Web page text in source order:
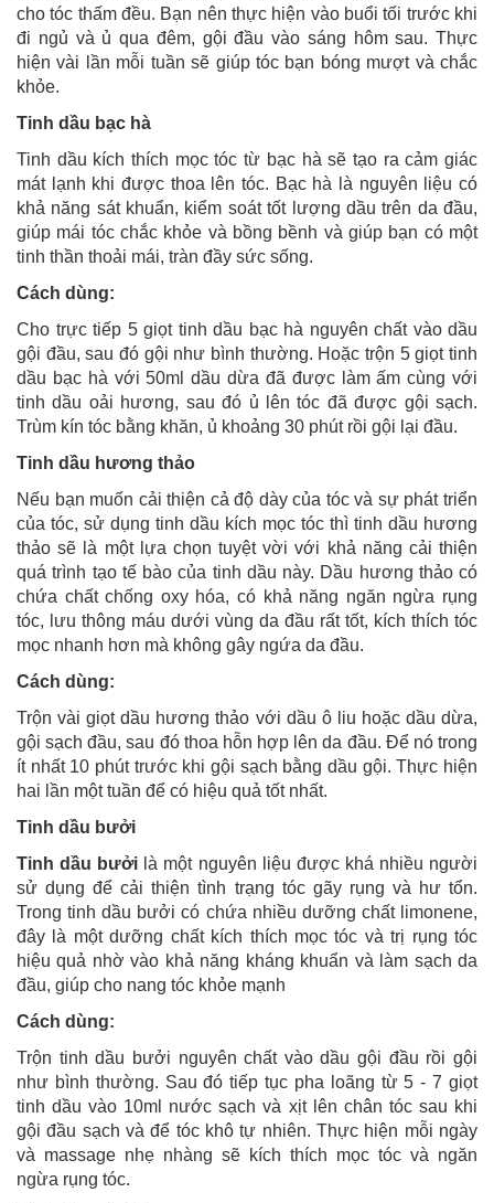
cho tóc thấm đều. Bạn nên thực hiện vào buổi tối trước khi
đi ngủ và ủ qua đêm, gội đầu vào sáng hôm sau. Thực
hiện vài lần mỗi tuần sẽ giúp tóc bạn bóng mượt và chắc
khỏe.
Tinh dầu bạc hà
Tinh dầu kích thích mọc tóc từ bạc hà sẽ tạo ra cảm giác
mát lạnh khi được thoa lên tóc. Bạc hà là nguyên liệu có
khả năng sát khuẩn, kiểm soát tốt lượng dầu trên da đầu,
giúp mái tóc chắc khỏe và bồng bềnh và giúp bạn có một
tinh thần thoải mái, tràn đầy sức sống.
Cách dùng:
Cho trực tiếp 5 giọt tinh dầu bạc hà nguyên chất vào dầu
gội đầu, sau đó gội như bình thường. Hoặc trộn 5 giọt tinh
dầu bạc hà với 50ml dầu dừa đã được làm ấm cùng với
tinh dầu oải hương, sau đó ủ lên tóc đã được gội sạch.
Trùm kín tóc bằng khăn, ủ khoảng 30 phút rồi gội lại đầu.
Tinh dầu hương thảo
Nếu bạn muốn cải thiện cả độ dày của tóc và sự phát triển
của tóc, sử dụng tinh dầu kích mọc tóc thì tinh dầu hương
thảo sẽ là một lựa chọn tuyệt vời với khả năng cải thiện
quá trình tạo tế bào của tinh dầu này. Dầu hương thảo có
chứa chất chống oxy hóa, có khả năng ngăn ngừa rụng
tóc, lưu thông máu dưới vùng da đầu rất tốt, kích thích tóc
mọc nhanh hơn mà không gây ngứa da đầu.
Cách dùng:
Trộn vài giọt dầu hương thảo với dầu ô liu hoặc dầu dừa,
gội sạch đầu, sau đó thoa hỗn hợp lên da đầu. Để nó trong
ít nhất 10 phút trước khi gội sạch bằng dầu gội. Thực hiện
hai lần một tuần để có hiệu quả tốt nhất.
Tinh dầu bưởi
Tinh dầu bưởi là một nguyên liệu được khá nhiều người
sử dụng để cải thiện tình trạng tóc gãy rụng và hư tổn.
Trong tinh dầu bưởi có chứa nhiều dưỡng chất limonene,
đây là một dưỡng chất kích thích mọc tóc và trị rụng tóc
hiệu quả nhờ vào khả năng kháng khuẩn và làm sạch da
đầu, giúp cho nang tóc khỏe mạnh
Cách dùng:
Trộn tinh dầu bưởi nguyên chất vào dầu gội đầu rồi gội
như bình thường. Sau đó tiếp tục pha loãng từ 5 - 7 giọt
tinh dầu vào 10ml nước sạch và xịt lên chân tóc sau khi
gội đầu sạch và để tóc khô tự nhiên. Thực hiện mỗi ngày
và massage nhẹ nhàng sẽ kích thích mọc tóc và ngăn
ngừa rụng tóc.